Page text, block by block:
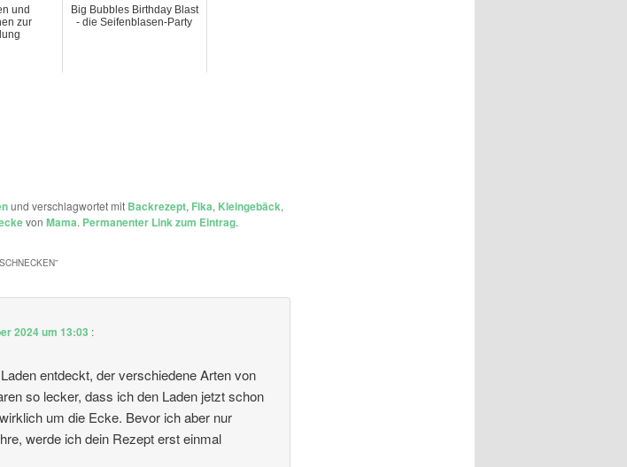
und
zur
Big Bubbles Birthday Blast
- die Seifenblasen-Party
und verschlagwortet mit Backrezept, Fika, Kleingebäck,
von Mama. Permanenter Link zum Eintrag.
”
2024 um 13:03 :
entdeckt, der verschiedene Arten von
so lecker, dass ich den Laden jetzt schon
um die Ecke. Bevor ich aber nur
werde ich dein Rezept erst einmal